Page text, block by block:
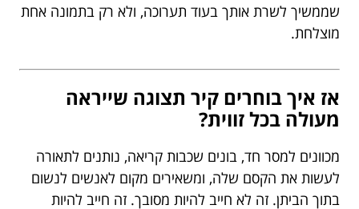
שממשיך לשרת אותך בעוד תערוכה, ולא רק בתמונה אחת
מוצלחת.
אז איך בוחרים קיר תצוגה שייראה
מעולה בכל זווית?
מכוונים למסר חד, בונים שכבות קריאה, נותנים לתאורה
לעשות את הקסם שלה, ומשאירים מקום לאנשים לנשום
בתוך הביתן. זה לא חייב להיות מסובך. זה חייב להיות